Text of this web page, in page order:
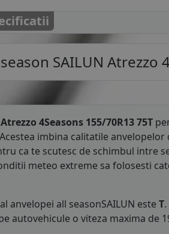
SAILUN Atrezzo
4Seasons 155/70R13 75T
imbina calitatile anvelopelor
ca te scutesc de schimbul intre
meteo extreme sa folosesti
al anvelopei all seasonSAILUN este T
autovehicule o viteza maxima de